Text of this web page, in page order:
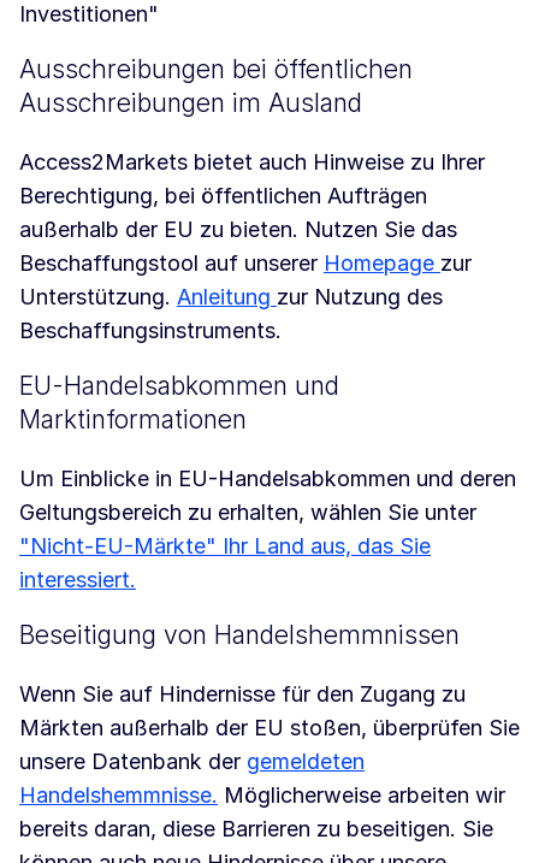
Investitionen"
Ausschreibungen bei öffentlichen
Ausschreibungen im Ausland
Access2Markets bietet auch Hinweise zu Ihrer
Berechtigung, bei öffentlichen Aufträgen
außerhalb der EU zu bieten. Nutzen Sie das
Beschaffungstool auf unserer Homepage zur
Unterstützung. Anleitung zur Nutzung des
Beschaffungsinstruments.
EU-Handelsabkommen und
Marktinformationen
Um Einblicke in EU-Handelsabkommen und deren
Geltungsbereich zu erhalten, wählen Sie unter
"Nicht-EU-Märkte" Ihr Land aus, das Sie
interessiert.
Beseitigung von Handelshemmnissen
Wenn Sie auf Hindernisse für den Zugang zu
Märkten außerhalb der EU stoßen, überprüfen Sie
unsere Datenbank der gemeldeten
Handelshemmnisse. Möglicherweise arbeiten wir
bereits daran, diese Barrieren zu beseitigen. Sie